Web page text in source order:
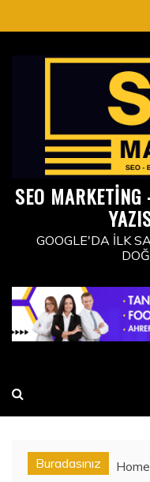
to
SEO
GOOGLE'DA İLK
Buradasınız Home